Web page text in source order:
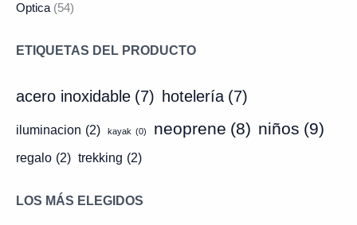
Optica (54)
ETIQUETAS DEL PRODUCTO
acero inoxidable (7) hotelería (7)
iluminacion (2) kayak (0) neoprene (8) niños (9)
regalo (2) trekking (2)
LOS MÁS ELEGIDOS